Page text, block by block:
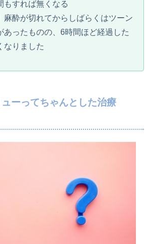
もすれば無くなる
麻酔が切れてからしばらくはツーン
あったものの、6時間ほど経過した
なりました
ーってちゃんとした治療